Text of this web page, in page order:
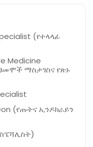
(የተላላፊ
Medicine
ማስታገስና የጽኑ
(የጡትና ኢንዶክራይን